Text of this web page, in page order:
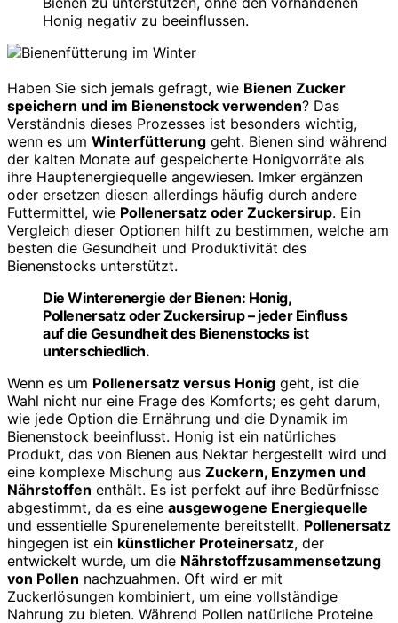
Honig negativ zu beeinflussen.
Haben Sie sich jemals gefragt, wie Bienen Zucker
speichern und im Bienenstock verwenden? Das
Verständnis dieses Prozesses ist besonders wichtig,
wenn es um Winterfütterung geht. Bienen sind während
der kalten Monate auf gespeicherte Honigvorräte als
ihre Hauptenergiequelle angewiesen. Imker ergänzen
oder ersetzen diesen allerdings häufig durch andere
Futtermittel, wie Pollenersatz oder Zuckersirup. Ein
Vergleich dieser Optionen hilft zu bestimmen, welche am
besten die Gesundheit und Produktivität des
Bienenstocks unterstützt.
Die Winterenergie der Bienen: Honig,
Pollenersatz oder Zuckersirup – jeder Einfluss
auf die Gesundheit des Bienenstocks ist
unterschiedlich.
Wenn es um Pollenersatz versus Honig geht, ist die
Wahl nicht nur eine Frage des Komforts; es geht darum,
wie jede Option die Ernährung und die Dynamik im
Bienenstock beeinflusst. Honig ist ein natürliches
Produkt, das von Bienen aus Nektar hergestellt wird und
eine komplexe Mischung aus Zuckern, Enzymen und
Nährstoffen enthält. Es ist perfekt auf ihre Bedürfnisse
abgestimmt, da es eine ausgewogene Energiequelle
und essentielle Spurenelemente bereitstellt. Pollenersatz
hingegen ist ein künstlicher Proteinersatz, der
entwickelt wurde, um die Nährstoffzusammensetzung
von Pollen nachzuahmen. Oft wird er mit
Zuckerlösungen kombiniert, um eine vollständige
Nahrung zu bieten. Während Pollen natürliche Proteine